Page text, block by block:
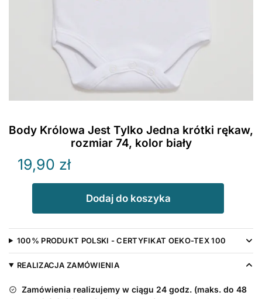
Body Królowa Jest Tylko Jedna krótki rękaw,
rozmiar 74, kolor biały
19,90 zł
Królowa
Jest
Tylko
rękaw,
Dodaj do koszyka
100% PRODUKT POLSKI - CERTYFIKAT OEKO-TEX 100
REALIZACJA ZAMÓWIENIA
Zamówienia realizujemy w ciągu 24 godz. (maks. do 48